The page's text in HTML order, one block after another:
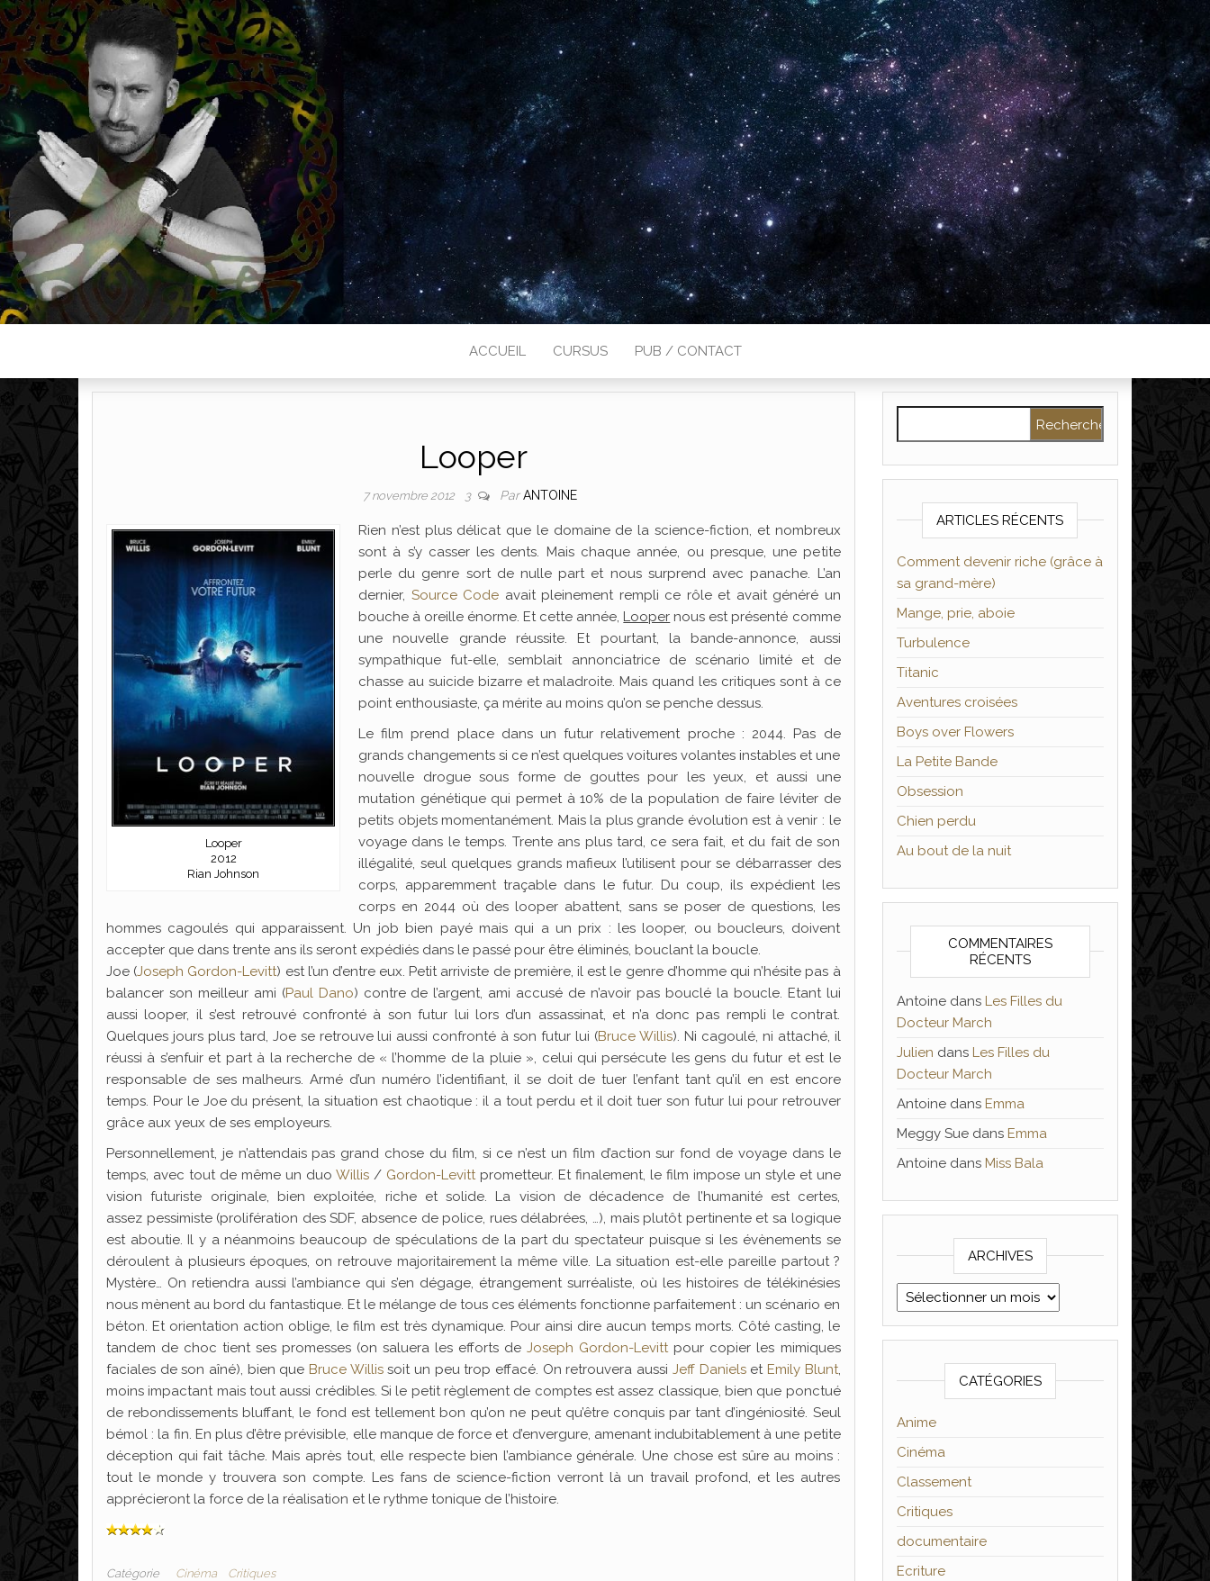
Plus de 2800 critiques de films
ACCUEIL CURSUS PUB / CONTACT
Looper
7 novembre 2012 3 ParANTOINE
Looper
2012
Rian Johnson
Rien n’est plus délicat que le domaine de la science-fiction, et nombreux
sont à s’y casser les dents. Mais chaque année, ou presque, une petite
perle du genre sort de nulle part et nous surprend avec panache. L’an
dernier, Source Code avait pleinement rempli ce rôle et avait généré un
bouche à oreille énorme. Et cette année, Looper nous est présenté comme
une nouvelle grande réussite. Et pourtant, la bande-annonce, aussi
sympathique fut-elle, semblait annonciatrice de scénario limité et de
chasse au suicide bizarre et maladroite. Mais quand les critiques sont à ce
point enthousiaste, ça mérite au moins qu’on se penche dessus.
Le film prend place dans un futur relativement proche : 2044. Pas de
grands changements si ce n’est quelques voitures volantes instables et une
nouvelle drogue sous forme de gouttes pour les yeux, et aussi une
mutation génétique qui permet à 10% de la population de faire léviter de
petits objets momentanément. Mais la plus grande évolution est à venir : le
voyage dans le temps. Trente ans plus tard, ce sera fait, et du fait de son
illégalité, seul quelques grands mafieux l’utilisent pour se débarrasser des
corps, apparemment traçable dans le futur. Du coup, ils expédient les
corps en 2044 où des looper abattent, sans se poser de questions, les
hommes cagoulés qui apparaissent. Un job bien payé mais qui a un prix : les looper, ou boucleurs, doivent
accepter que dans trente ans ils seront expédiés dans le passé pour être éliminés, bouclant la boucle.
Joe (Joseph Gordon-Levitt) est l’un d’entre eux. Petit arriviste de première, il est le genre d’homme qui n’hésite pas à
balancer son meilleur ami (Paul Dano) contre de l’argent, ami accusé de n’avoir pas bouclé la boucle. Etant lui
aussi looper, il s’est retrouvé confronté à son futur lui lors d’un assassinat, et n’a donc pas rempli le contrat.
Quelques jours plus tard, Joe se retrouve lui aussi confronté à son futur lui (Bruce Willis). Ni cagoulé, ni attaché, il
réussi à s’enfuir et part à la recherche de « l’homme de la pluie », celui qui persécute les gens du futur et est le
responsable de ses malheurs. Armé d’un numéro l’identifiant, il se doit de tuer l’enfant tant qu’il en est encore
temps. Pour le Joe du présent, la situation est chaotique : il a tout perdu et il doit tuer son futur lui pour retrouver
grâce aux yeux de ses employeurs.
Personnellement, je n’attendais pas grand chose du film, si ce n’est un film d’action sur fond de voyage dans le
temps, avec tout de même un duo Willis/ Gordon-Levittprometteur. Et finalement, le film impose un style et une
vision futuriste originale, bien exploitée, riche et solide. La vision de décadence de l’humanité est certes,
assez pessimiste (prolifération des SDF, absence de police, rues délabrées, …), mais plutôt pertinente et sa logique
est aboutie. Il y a néanmoins beaucoup de spéculations de la part du spectateur puisque si les évènements se
déroulent à plusieurs époques, on retrouve majoritairement la même ville. La situation est-elle pareille partout ?
Mystère… On retiendra aussi l’ambiance qui s’en dégage, étrangement surréaliste, où les histoires de télékinésies
nous mènent au bord du fantastique. Et le mélange de tous ces éléments fonctionne parfaitement : un scénario en
béton. Et orientation action oblige, le film est très dynamique. Pour ainsi dire aucun temps morts. Côté casting, le
tandem de choc tient ses promesses (on saluera les efforts deJoseph Gordon-Levittpour copier les mimiques
faciales de son aîné), bien que Bruce Willissoit un peu trop effacé. On retrouvera aussi Jeff Danielset Emily Blunt,
moins impactant mais tout aussi crédibles. Si le petit règlement de comptes est assez classique, bien que ponctué
de rebondissements bluffant, le fond est tellement bon qu’on ne peut qu’être conquis par tant d’ingéniosité. Seul
bémol : la fin. En plus d’être prévisible, elle manque de force et d’envergure, amenant indubitablement à une petite
déception qui fait tâche. Mais après tout, elle respecte bien l’ambiance générale. Une chose est sûre au moins :
tout le monde y trouvera son compte. Les fans de science-fiction verront là un travail profond, et les autres
apprécieront la force de la réalisation et le rythme tonique de l’histoire.
Catégorie Cinéma Critiques
ARTICLES RÉCENTS
Comment devenir riche (grâce à
sa grand-mère)
Mange, prie, aboie
Turbulence
Titanic
Aventures croisées
Boys over Flowers
La Petite Bande
Obsession
Chien perdu
Au bout de la nuit
COMMENTAIRES
RÉCENTS
Antoinedans Les Filles du
Docteur March
Julien dans Les Filles du
Docteur March
Antoinedans Emma
Meggy Suedans Emma
Antoinedans Miss Bala
ARCHIVES
Archives
CATÉGORIES
Anime
Cinéma
Classement
Critiques
documentaire
Ecriture